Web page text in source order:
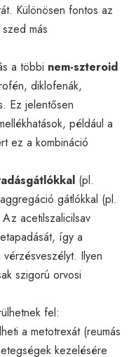
Különösen fontos az
más
a többi nem-szteroid
diklofenák,
Ez jelentősen
például a
ez a kombináció
(pl.
gátlókkal (pl.
acetilszalicilsav
így a
Ilyen
szigorú orvosi
fel:
a metotrexát (reumás
kezelésére